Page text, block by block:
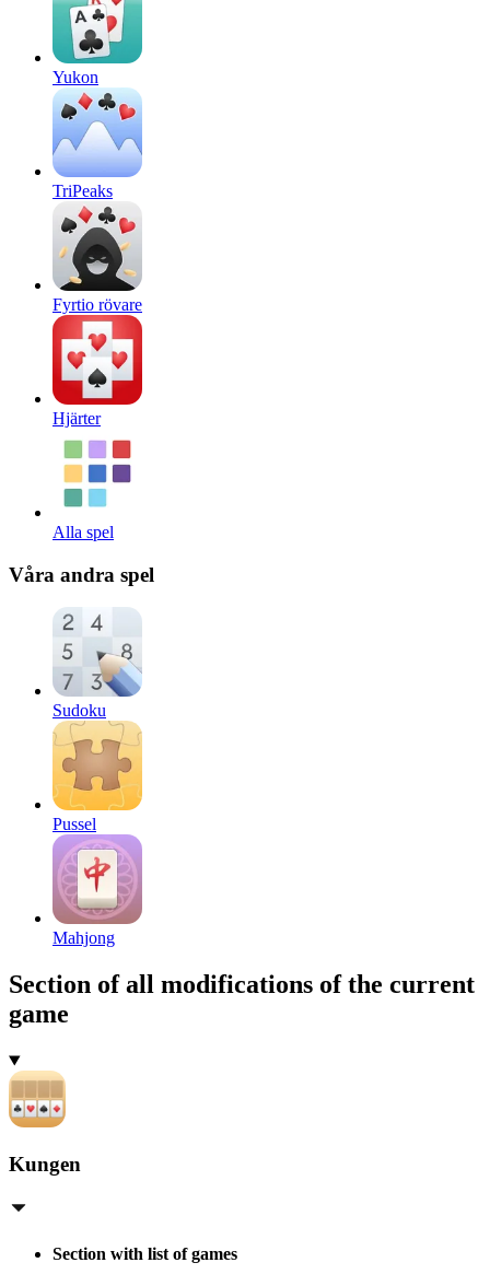
Yukon
TriPeaks
Fyrtio rövare
Hjärter
Alla spel
Våra andra spel
Sudoku
Pussel
Mahjong
Section of all modifications of the current
game
Kungen
Section with list of games